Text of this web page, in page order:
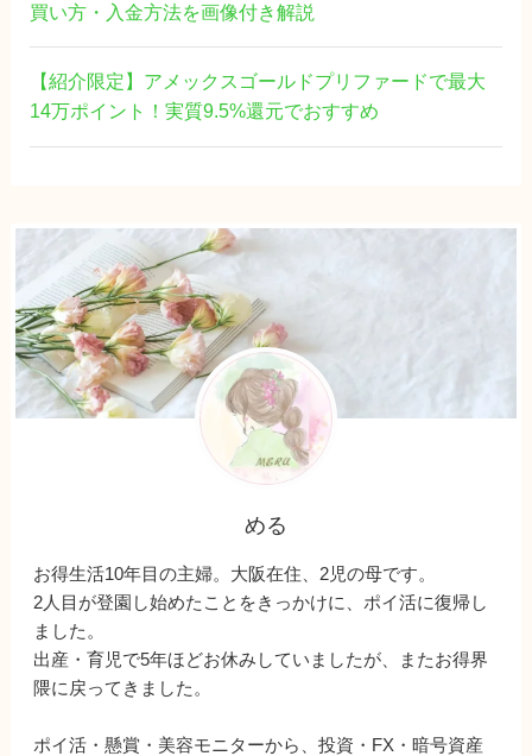
買い方・入金方法を画像付き解説
【紹介限定】アメックスゴールドプリファードで最大
14万ポイント！実質9.5%還元でおすすめ
める
お得生活10年目の主婦。大阪在住、2児の母です。
2人目が登園し始めたことをきっかけに、ポイ活に復帰し
ました。
出産・育児で5年ほどお休みしていましたが、またお得界
隈に戻ってきました。
ポイ活・懸賞・美容モニターから、投資・FX・暗号資産